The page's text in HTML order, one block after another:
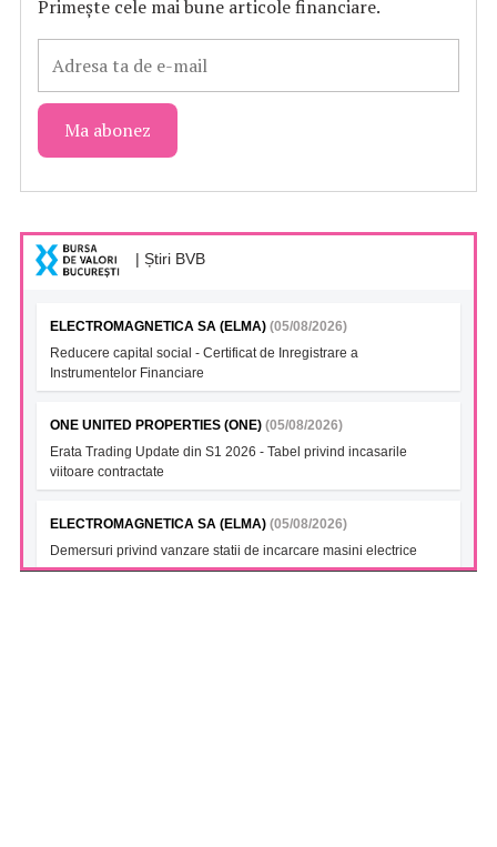
Primește cele mai bune articole financiare.
| Știri BVB
ELECTROMAGNETICA SA (ELMA) (05/08/2026)
Reducere capital social - Certificat de Inregistrare a
Instrumentelor Financiare
ONE UNITED PROPERTIES (ONE) (05/08/2026)
Erata Trading Update din S1 2026 - Tabel privind incasarile
viitoare contractate
ELECTROMAGNETICA SA (ELMA) (05/08/2026)
Demersuri privind vanzare statii de incarcare masini electrice